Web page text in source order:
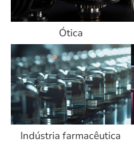
Ótica
Indústria farmacêutica